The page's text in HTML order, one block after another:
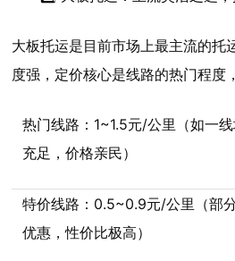
大板托运是目前市场上最主流的托
度强，定价核心是线路的热门程度
热门线路：1~1.5元/公里（如一
充足，价格亲民）
特价线路：0.5~0.9元/公里（部
优惠，性价比极高）